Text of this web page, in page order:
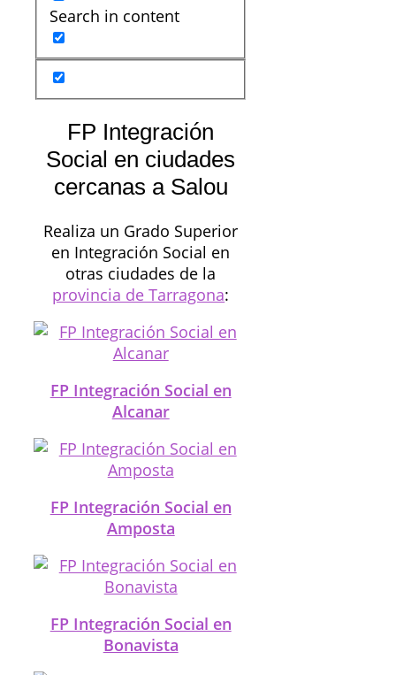
Search in content
FP Integración
Social en ciudades
cercanas a Salou
Realiza un Grado Superior
en Integración Social en
otras ciudades de la
provincia de Tarragona:
FP Integración Social en
Alcanar
FP Integración Social en
Amposta
FP Integración Social en
Bonavista